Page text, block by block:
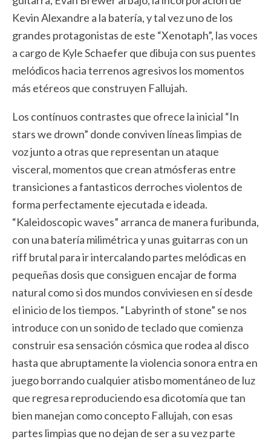
Kevin Alexandre a la batería, y tal vez uno de los
grandes protagonistas de este “Xenotaph”, las voces
a cargo de Kyle Schaefer que dibuja con sus puentes
melódicos hacia terrenos agresivos los momentos
más etéreos que construyen Fallujah.
Los contínuos contrastes que ofrece la inicial “In
stars we drown” donde conviven líneas limpias de
voz junto a otras que representan un ataque
visceral, momentos que crean atmósferas entre
transiciones a fantasticos derroches violentos de
forma perfectamente ejecutada e ideada.
“Kaleidoscopic waves” arranca de manera furibunda,
con una batería milimétrica y unas guitarras con un
riff brutal para ir intercalando partes melódicas en
pequeñas dosis que consiguen encajar de forma
natural como si dos mundos conviviesen en sí desde
el inicio de los tiempos. “Labyrinth of stone” se nos
introduce con un sonido de teclado que comienza
construir esa sensación cósmica que rodea al disco
hasta que abruptamente la violencia sonora entra en
juego borrando cualquier atisbo momentáneo de luz
que regresa reproduciendo esa dicotomía que tan
bien manejan como concepto Fallujah, con esas
partes limpias que no dejan de ser a su vez parte